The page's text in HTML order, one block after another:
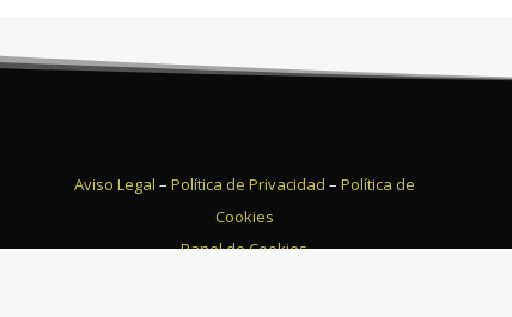
Aviso Legal – Política de Privacidad – Política de
Cookies
Panel de Cookies